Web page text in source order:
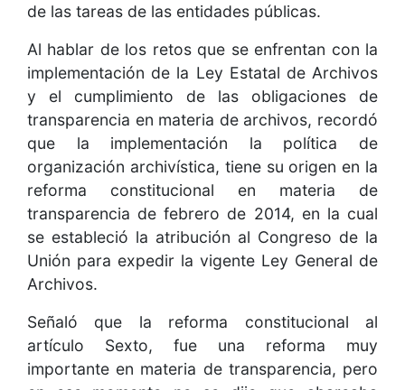
de las tareas de las entidades públicas.
Al hablar de los retos que se enfrentan con la
implementación de la Ley Estatal de Archivos
y el cumplimiento de las obligaciones de
transparencia en materia de archivos, recordó
que la implementación la política de
organización archivística, tiene su origen en la
reforma constitucional en materia de
transparencia de febrero de 2014, en la cual
se estableció la atribución al Congreso de la
Unión para expedir la vigente Ley General de
Archivos.
Señaló que la reforma constitucional al
artículo Sexto, fue una reforma muy
importante en materia de transparencia, pero